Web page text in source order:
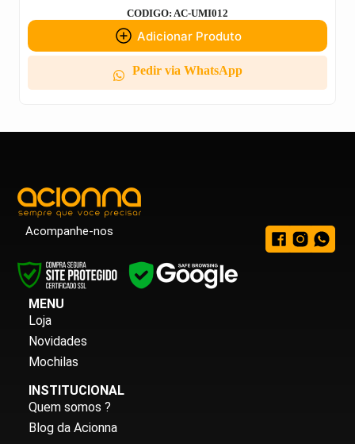
CODIGO: AC-UMI012
Adicionar Produto
Pedir via WhatsApp
Acompanhe-nos
MENU
Loja
Novidades
Mochilas
INSTITUCIONAL
Quem somos ?
Blog da Acionna